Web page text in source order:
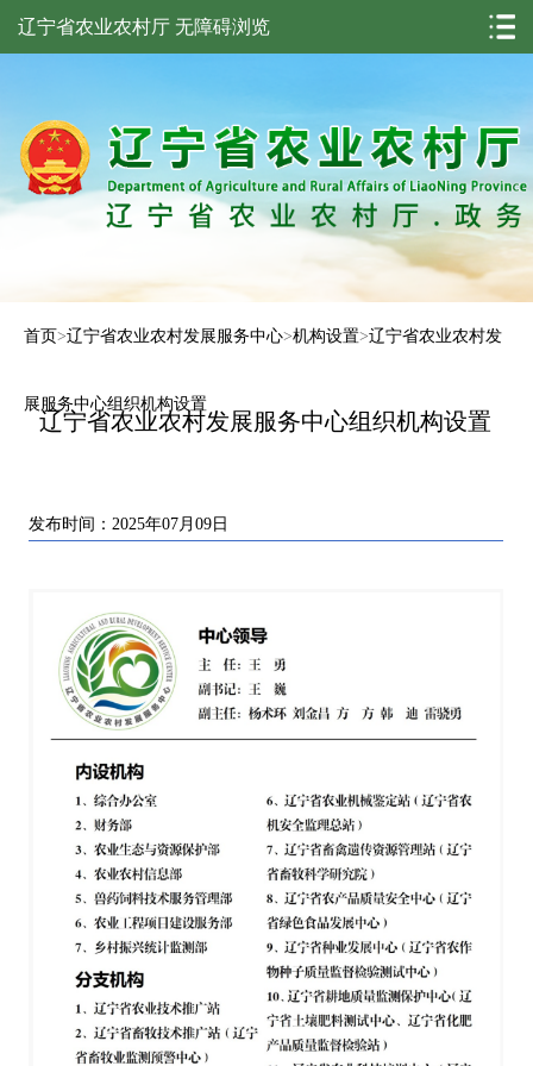
辽宁省农业农村厅 无障碍浏览
首页>辽宁省农业农村发展服务中心>机构设置>辽宁省农业农村发
展服务中心组织机构设置
辽宁省农业农村发展服务中心组织机构设置
发布时间：2025年07月09日